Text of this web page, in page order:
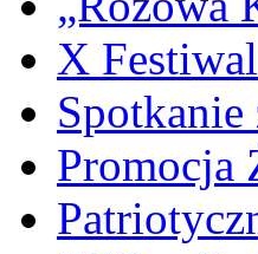
X
Spotkanie
Promocja